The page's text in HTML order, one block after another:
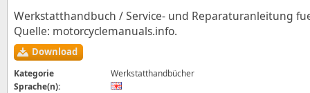
Werkstatthandbuch / Service- und Reparaturanleitung
Quelle: motorcyclemanuals.info.
Download
Kategorie
Werkstatthandbücher
Sprache(n):